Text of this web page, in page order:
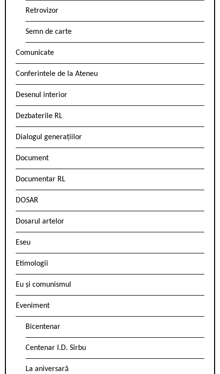
Retrovizor
Semn de carte
Comunicate
Conferintele de la Ateneu
Desenul interior
Dezbaterile RL
Dialogul generațiilor
Document
Documentar RL
DOSAR
Dosarul artelor
Eseu
Etimologii
Eu și comunismul
Eveniment
Bicentenar
Centenar I.D. Sîrbu
La aniversară